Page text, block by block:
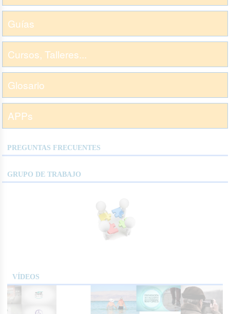
Guías
Cursos, Talleres...
Glosario
APPs
PREGUNTAS FRECUENTES
GRUPO DE TRABAJO
VÍDEOS